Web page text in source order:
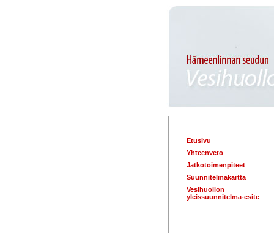
Etusivu
Yhteenveto
Jatkotoimenpiteet
Suunnitelmakartta
Vesihuollon
yleissuunnitelma-esite